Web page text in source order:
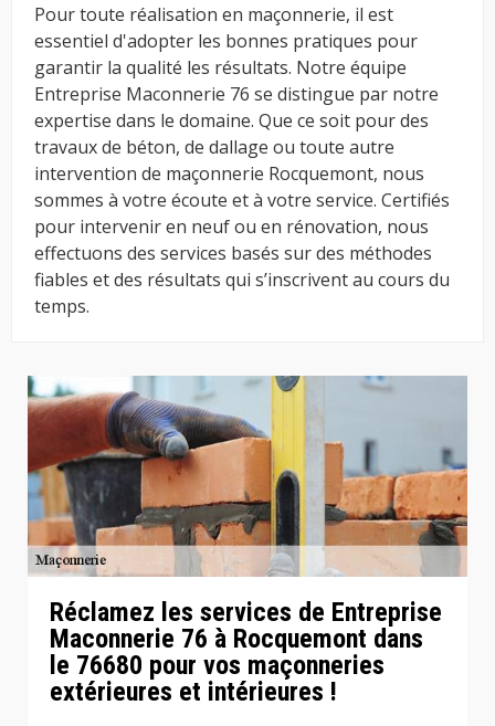
Pour toute réalisation en maçonnerie, il est
essentiel d'adopter les bonnes pratiques pour
garantir la qualité les résultats. Notre équipe
Entreprise Maconnerie 76 se distingue par notre
expertise dans le domaine. Que ce soit pour des
travaux de béton, de dallage ou toute autre
intervention de maçonnerie Rocquemont, nous
sommes à votre écoute et à votre service. Certifiés
pour intervenir en neuf ou en rénovation, nous
effectuons des services basés sur des méthodes
fiables et des résultats qui s’inscrivent au cours du
temps.
Réclamez les services de Entreprise
Maconnerie 76 à Rocquemont dans
le 76680 pour vos maçonneries
extérieures et intérieures !